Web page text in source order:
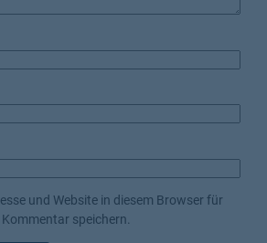
und Website in diesem Browser für
speichern.